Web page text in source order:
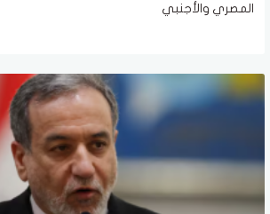
المصري والأجنبي